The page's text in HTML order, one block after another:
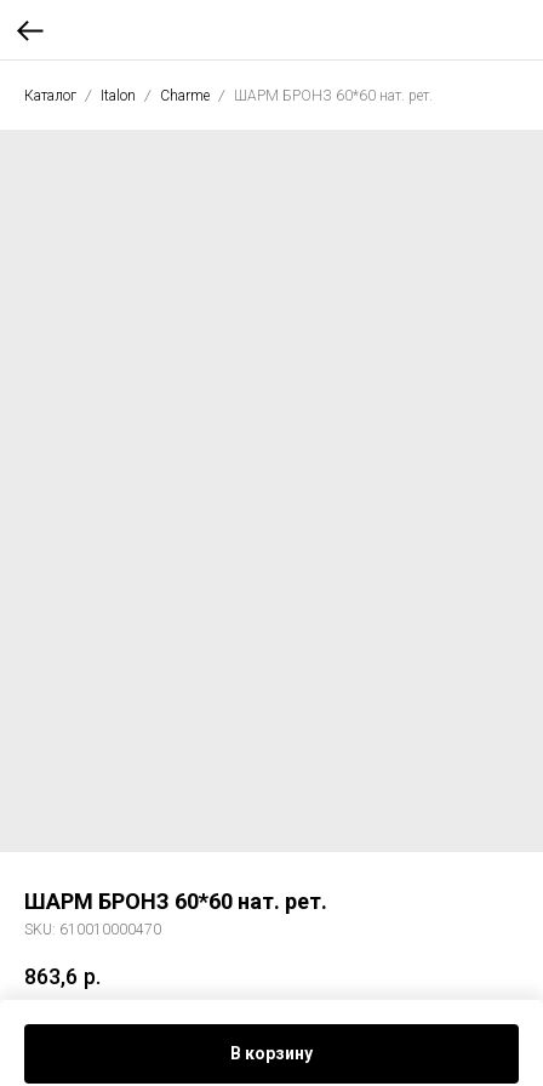
Каталог Italon Charme ШАРМ БРОНЗ 60*60 нат. рет.
ШАРМ БРОНЗ 60*60 нат. рет.
SKU: 610010000470
863,6 р.
В корзину
Керам. гранит ШАРМ БРОНЗ 60*60 нат. рет.